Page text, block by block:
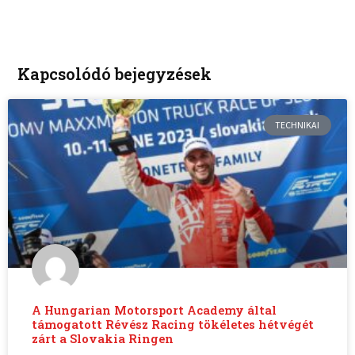
Kapcsolódó bejegyzések
TECHNIKAI
A Hungarian Motorsport Academy által
támogatott Révész Racing tökéletes hétvégét
zárt a Slovakia Ringen